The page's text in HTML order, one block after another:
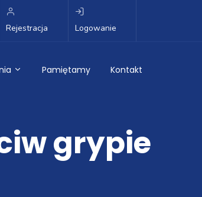
Rejestracja Logowanie
Pamiętamy Kontakt
grypie